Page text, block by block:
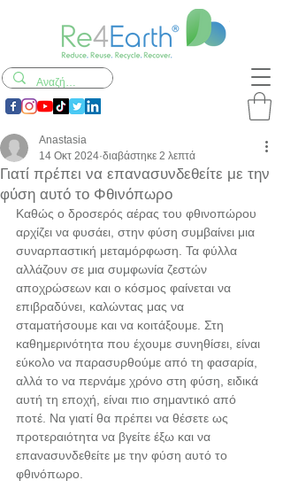
Γιατί πρέπει να επανασυνδεθείτε με την
φύση αυτό το Φθινόπωρο
Anastasia
14 Οκτ 2024 διαβάστηκε 2 λεπτά
Καθώς ο δροσερός αέρας του φθινοπώρου
αρχίζει να φυσάει, στην φύση συμβαίνει μια
συναρπαστική μεταμόρφωση. Τα φύλλα
αλλάζουν σε μια συμφωνία ζεστών
αποχρώσεων και ο κόσμος φαίνεται να
επιβραδύνει, καλώντας μας να
σταματήσουμε και να κοιτάξουμε. Στη
καθημερινότητα που έχουμε συνηθίσει, είναι
εύκολο να παρασυρθούμε από τη φασαρία,
αλλά το να περνάμε χρόνο στη φύση, ειδικά
αυτή τη εποχή, είναι πιο σημαντικό από
ποτέ. Να γιατί θα πρέπει να θέσετε ως
προτεραιότητα να βγείτε έξω και να
επανασυνδεθείτε με την φύση αυτό το
φθινόπωρο.